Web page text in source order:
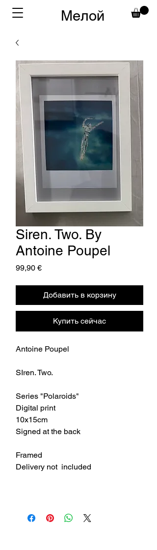
Мелой
Siren. Two. By
Antoine Poupel
99,90 €Цена
Добавить в корзину
Купить сейчас
Antoine Poupel
SIren. Two.
Series "Polaroids"
Digital print
10x15cm
Signed at the back
Framed
Delivery not included